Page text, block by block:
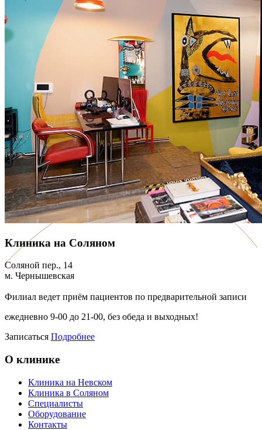
Клиника на Соляном
Соляной пер., 14
м. Чернышевская
Филиал ведет приём пациентов по предварительной записи
ежедневно 9-00 до 21-00, без обеда и выходных!
Записаться Подробнее
О клинике
Клиника на Невском
Клиника в Соляном
Специалисты
Оборудование
Контакты